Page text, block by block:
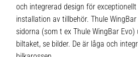
och integrerad design för
installation av tillbehör. Thule
sidorna (som t ex Thule WingBar
biltaket, se bilder. De är låga och